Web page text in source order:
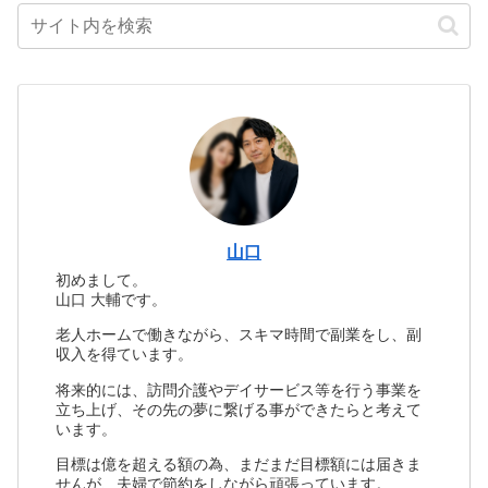
山口
初めまして。
山口 大輔です。
老人ホームで働きながら、スキマ時間で副業をし、副
収入を得ています。
将来的には、訪問介護やデイサービス等を行う事業を
立ち上げ、その先の夢に繋げる事ができたらと考えて
います。
目標は億を超える額の為、まだまだ目標額には届きま
せんが、夫婦で節約をしながら頑張っています。